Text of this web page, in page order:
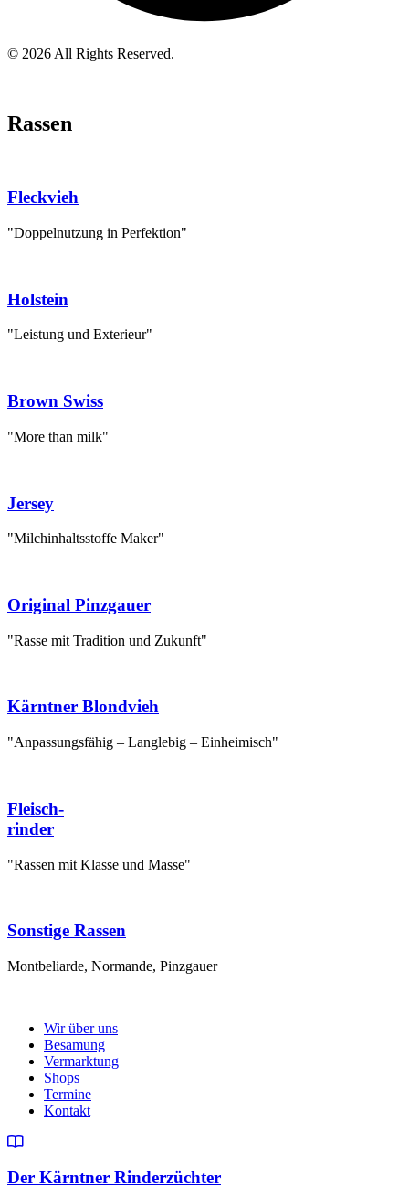
© 2026 All Rights Reserved.
Rassen
Fleckvieh
"Doppelnutzung in Perfektion"
Holstein
"Leistung und Exterieur"
Brown Swiss
"More than milk"
Jersey
"Milchinhaltsstoffe Maker"
Original Pinzgauer
"Rasse mit Tradition und Zukunft"
Kärntner Blondvieh
"Anpassungsfähig – Langlebig – Einheimisch"
Fleisch-
rinder
"Rassen mit Klasse und Masse"
Sonstige Rassen
Montbeliarde, Normande, Pinzgauer
Wir über uns
Besamung
Vermarktung
Shops
Termine
Kontakt
Der Kärntner Rinderzüchter